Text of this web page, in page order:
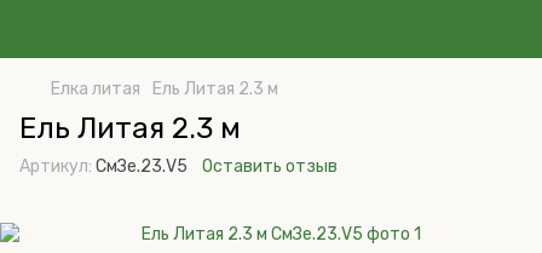
Елка литая Ель Литая 2.3 м
Ель Литая 2.3 м
Артикул: СмЗе.23.V5 Оставить отзыв